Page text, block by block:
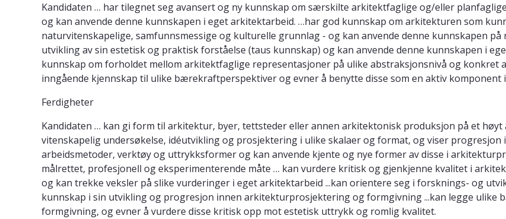
Kandidaten … har tilegnet seg avansert og ny kunnskap om særskilte arkitektfaglige og/eller
og kan anvende denne kunnskapen i eget arkitektarbeid. …har god kunnskap om arkitekturen som
naturvitenskapelige, samfunnsmessige og kulturelle grunnlag - og kan anvende denne kunnskapen
utvikling av sin estetisk og praktisk forståelse (taus kunnskap) og kan anvende denne kunnskapen i
kunnskap om forholdet mellom arkitektfaglige representasjoner på ulike abstraksjonsnivå og konkret
inngående kjennskap til ulike bærekraftperspektiver og evner å benytte disse som en aktiv komponent
Ferdigheter
Kandidaten … kan gi form til arkitektur, byer, tettsteder eller annen arkitektonisk produksjon på et
vitenskapelig undersøkelse, idéutvikling og prosjektering i ulike skalaer og format, og viser
arbeidsmetoder, verktøy og uttrykksformer og kan anvende kjente og nye former av disse i
målrettet, profesjonell og eksperimenterende måte … kan vurdere kritisk og gjenkjenne kvalitet i
og kan trekke veksler på slike vurderinger i eget arkitektarbeid ...kan orientere seg i forsknings- og
kunnskap i sin utvikling og progresjon innen arkitekturprosjektering og formgivning ...kan legge
formgivning, og evner å vurdere disse kritisk opp mot estetisk uttrykk og romlig kvalitet.